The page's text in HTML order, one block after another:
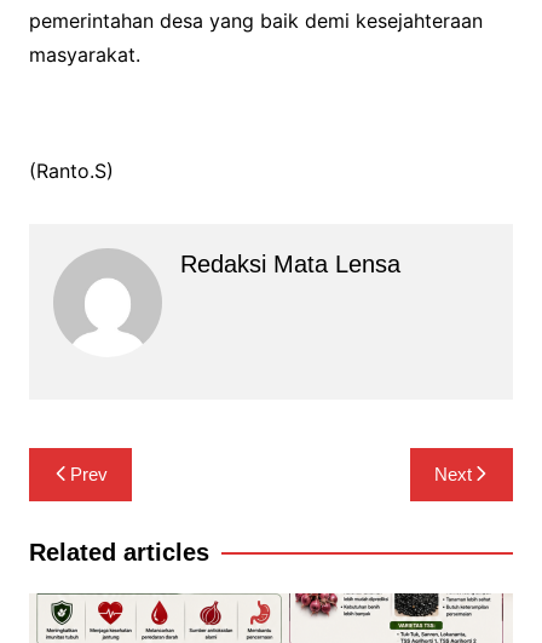
pemerintahan desa yang baik demi kesejahteraan
masyarakat.
(Ranto.S)
Redaksi Mata Lensa
Navigasi
pos
Prev Next
Related articles